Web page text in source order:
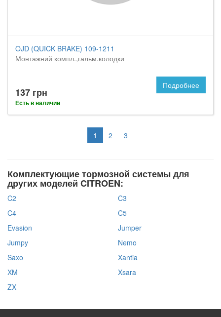
OJD (QUICK BRAKE) 109-1211
Монтажний компл.,гальм.колодки
137 грн
Есть в наличии
Подробнее
1 2 3
Комплектующие тормозной системы для
других моделей CITROEN:
C2
C3
C4
C5
Evasion
Jumper
Jumpy
Nemo
Saxo
Xantia
XM
Xsara
ZX